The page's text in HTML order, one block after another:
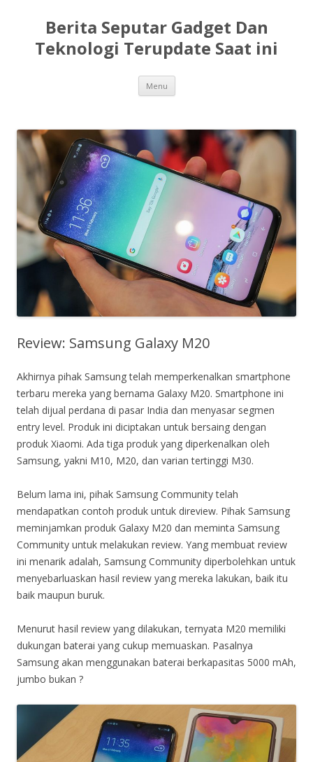
Berita Seputar Gadget Dan
Teknologi Terupdate Saat ini
Menu Skip
content
Review: Samsung Galaxy M20
Akhirnya pihak Samsung telah memperkenalkan smartphone
terbaru mereka yang bernama Galaxy M20. Smartphone ini
telah dijual perdana di pasar India dan menyasar segmen
entry level. Produk ini diciptakan untuk bersaing dengan
produk Xiaomi. Ada tiga produk yang diperkenalkan oleh
Samsung, yakni M10, M20, dan varian tertinggi M30.
Belum lama ini, pihak Samsung Community telah
mendapatkan contoh produk untuk direview. Pihak Samsung
meminjamkan produk Galaxy M20 dan meminta Samsung
Community untuk melakukan review. Yang membuat review
ini menarik adalah, Samsung Community diperbolehkan untuk
menyebarluaskan hasil review yang mereka lakukan, baik itu
baik maupun buruk.
Menurut hasil review yang dilakukan, ternyata M20 memiliki
dukungan baterai yang cukup memuaskan. Pasalnya
Samsung akan menggunakan baterai berkapasitas 5000 mAh,
jumbo bukan ?